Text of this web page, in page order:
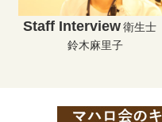
Staff Interview 衛生士
鈴木麻里子